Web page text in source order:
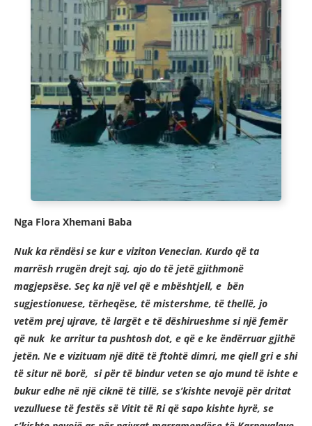
Nga Flora Xhemani Baba
Nuk ka rëndësi se kur e viziton Venecian. Kurdo që ta
marrësh rrugën drejt saj, ajo do të jetë gjithmonë
magjepsëse. Seç ka një vel që e mbështjell, e bën
sugjestionuese, tërheqëse, të mistershme, të thellë, jo
vetëm prej ujrave, të largët e të dëshirueshme si një femër
që nuk ke arritur ta pushtosh dot, e që e ke ëndërruar gjithë
jetën. Ne e vizituam një ditë të ftohtë dimri, me qiell gri e shi
të situr në borë, si për të bindur veten se ajo mund të ishte e
bukur edhe në një ciknë të tillë, se s’kishte nevojë për dritat
vezulluese të festës së Vitit të Ri që sapo kishte hyrë, se